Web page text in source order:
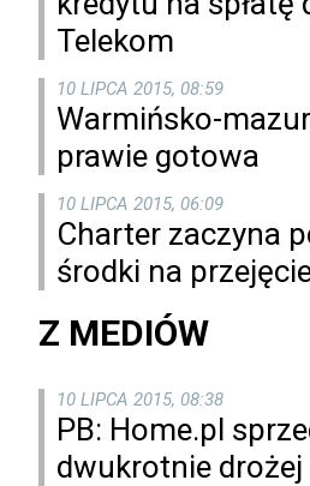
Telekom
10 LIPCA 2015, 08:59
Warmińsko-
prawie gotowa
10 LIPCA 2015, 06:09
Charter zaczyna
środki na
Z MEDIÓW
10 LIPCA 2015, 08:38
PB: Home.pl
dwukrotnie drożej